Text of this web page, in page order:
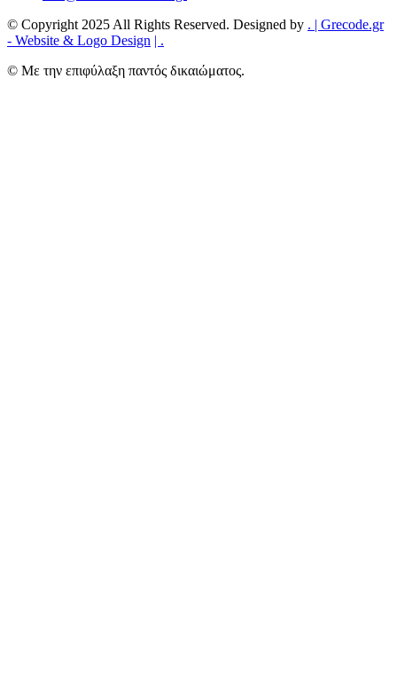
© Copyright 2025 All Rights Reserved. Designed by . | Grecode.gr
- Website & Logo Design | .
© Με την επιφύλαξη παντός δικαιώματος.